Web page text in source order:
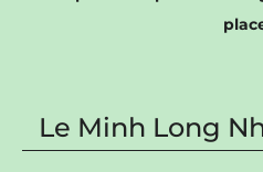
Le Minh Long